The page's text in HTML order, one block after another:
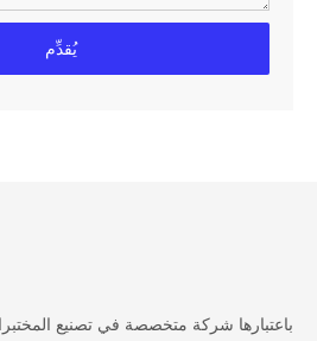
يُقدِّم
باعتبارها شركة متخصصة في تصنيع